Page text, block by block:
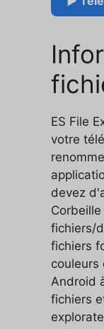
ES File
votre
devez
fichiers/
fichiers
couleurs
Android
fichiers